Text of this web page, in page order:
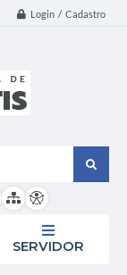
Login / Cadastro
SERVIDOR